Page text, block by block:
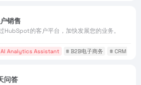
销售
HubSpot的客户平台，加快发展您的业务。
AI Analytics Assistant # B2B电子商务 # CRM
问答